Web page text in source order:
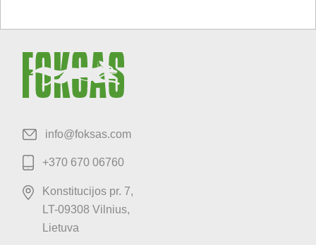
info@foksas.com
+370 670 06760
Konstitucijos pr. 7,
LT-09308 Vilnius,
Lietuva